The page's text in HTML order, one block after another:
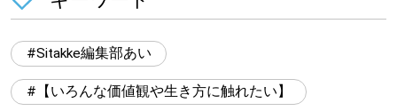
Sitakke編集部あい
【いろんな価値観や生き方に触れたい】